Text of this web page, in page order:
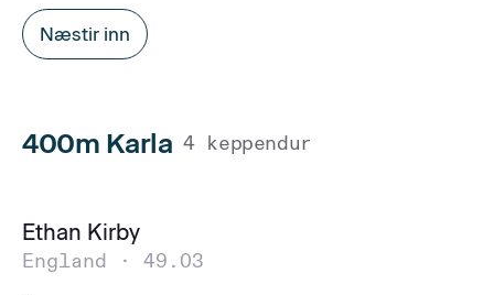
Næstir inn
400m Karla 4 keppendur
Ethan Kirby
England · 49.03